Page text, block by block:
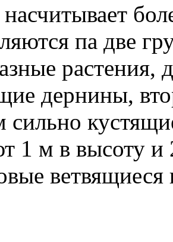
па две
растения,
дернины,
сильно
1 м в высоту